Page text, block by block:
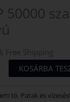
50000
Free Shipping
KOSÁRBA
tó, Patak és